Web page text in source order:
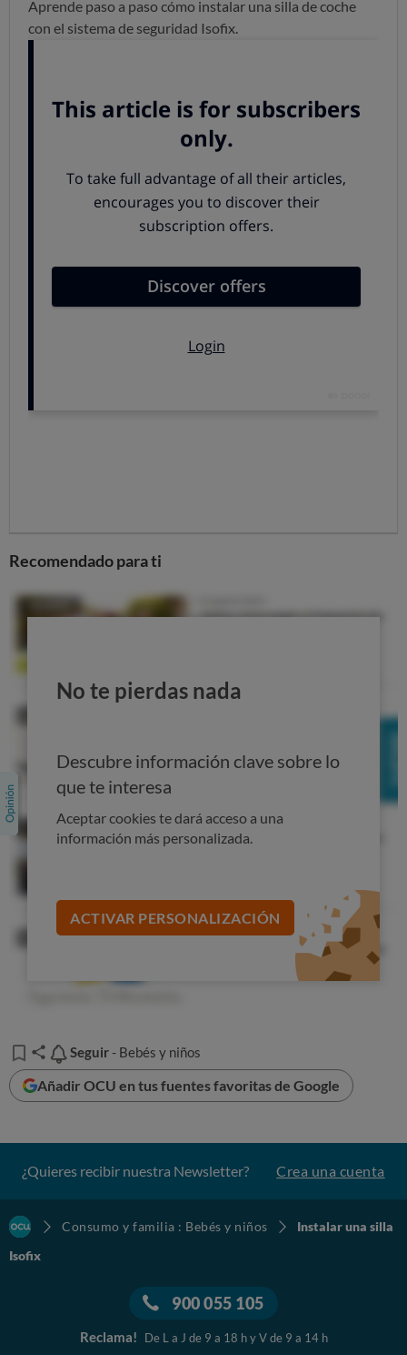
Aprende paso a paso cómo instalar una silla de coche
con el sistema de seguridad Isofix.
Recomendado para ti
No te pierdas nada
Descubre información clave sobre lo
que te interesa
Aceptar cookies te dará acceso a una
información más personalizada.
ACTIVAR PERSONALIZACIÓN
Seguir
Seguir - Bebés y niños
Añadir OCU en tus fuentes favoritas de Google
¿Quieres recibir nuestra Newsletter? Crea una cuenta
Consumo y familia : Bebés y niños
Instalar una silla
Isofix
900 055 105
Reclama! De L a J de 9 a 18 h y V de 9 a 14 h